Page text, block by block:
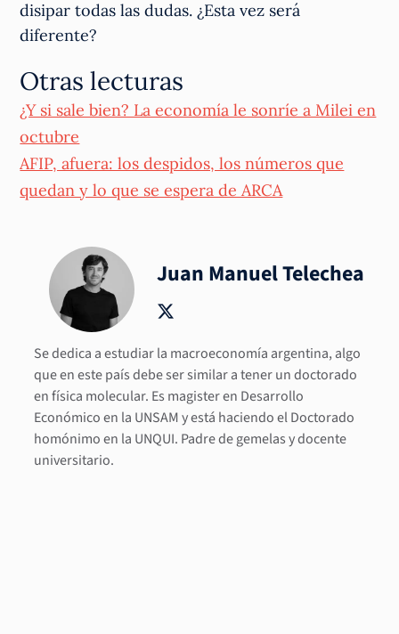
disipar todas las dudas. ¿Esta vez será
diferente?
Otras lecturas
¿Y si sale bien? La economía le sonríe a Milei en
octubre
AFIP, afuera: los despidos, los números que
quedan y lo que se espera de ARCA
Juan Manuel Telechea
Se dedica a estudiar la macroeconomía argentina, algo
que en este país debe ser similar a tener un doctorado
en física molecular. Es magister en Desarrollo
Económico en la UNSAM y está haciendo el Doctorado
homónimo en la UNQUI. Padre de gemelas y docente
universitario.